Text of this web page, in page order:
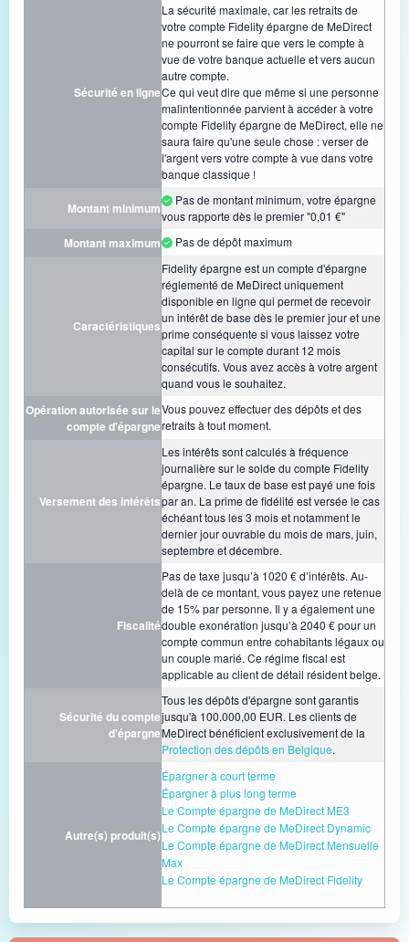
Sécurité en ligne
La sécurité maximale, car les retraits de
votre compte Fidelity épargne de MeDirect
ne pourront se faire que vers le compte à
vue de votre banque actuelle et vers aucun
autre compte.
Ce qui veut dire que même si une personne
malintentionnée parvient à accéder à votre
compte Fidelity épargne de MeDirect, elle ne
saura faire qu'une seule chose : verser de
l'argent vers votre compte à vue dans votre
banque classique !
Montant minimum
Pas de montant minimum, votre épargne
vous rapporte dès le premier "0,01 €"
Montant maximum Pas de dépôt maximum
Caractéristiques
Fidelity épargne est un compte d'épargne
réglementé de MeDirect uniquement
disponible en ligne qui permet de recevoir
un intérêt de base dès le premier jour et une
prime conséquente si vous laissez votre
capital sur le compte durant 12 mois
consécutifs. Vous avez accès à votre argent
quand vous le souhaitez.
Opération autorisée sur le
compte d'épargne
Vous pouvez effectuer des dépôts et des
retraits à tout moment.
Versement des intérêts
Les intérêts sont calculés à fréquence
journalière sur le solde du compte Fidelity
épargne. Le taux de base est payé une fois
par an. La prime de fidélité est versée le cas
échéant tous les 3 mois et notamment le
dernier jour ouvrable du mois de mars, juin,
septembre et décembre.
Fiscalité
Pas de taxe jusqu’à 1020 € d’intérêts. Au-
delà de ce montant, vous payez une retenue
de 15% par personne. Il y a également une
double exonération jusqu’à 2040 € pour un
compte commun entre cohabitants légaux ou
un couple marié. Ce régime fiscal est
applicable au client de détail résident belge.
Sécurité du compte
d'épargne
Tous les dépôts d'épargne sont garantis
jusqu'à 100.000,00 EUR. Les clients de
MeDirect bénéficient exclusivement de la
Protection des dépôts en Belgique.
Autre(s) produit(s)
Épargner à court terme
Épargner à plus long terme
Le Compte épargne de MeDirect ME3
Le Compte épargne de MeDirect Dynamic
Le Compte épargne de MeDirect Mensuelle
Max
Le Compte épargne de MeDirect Fidelity